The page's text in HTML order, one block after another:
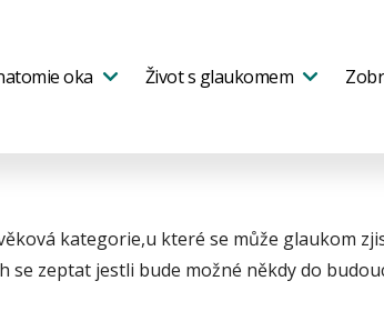
oka Život s glaukomem
kategorie,u které se může glaukom
se zeptat jestli bude možné někdy do